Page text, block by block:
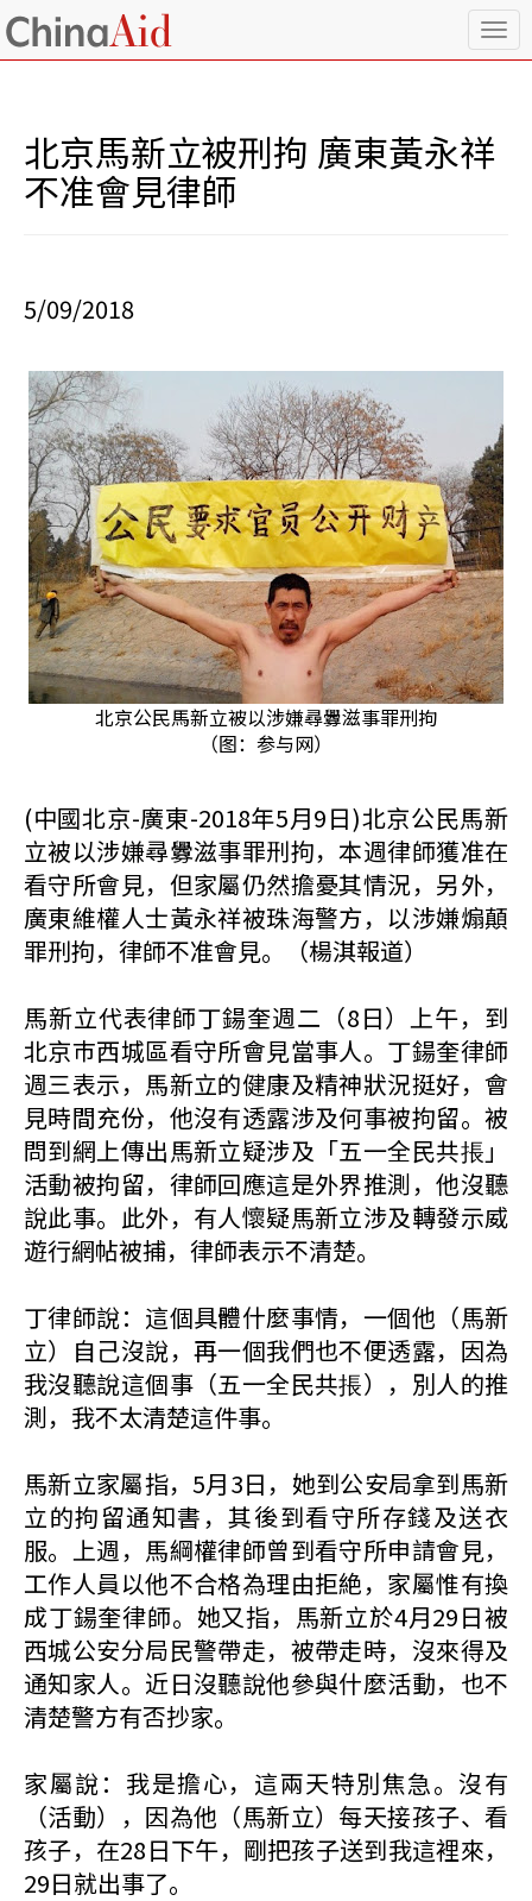
T
o
e
o
北京馬新立被刑拘 廣東黃永祥
不准會見律師
5/09/2018
北京公民馬新立被以涉嫌尋釁滋事罪刑拘
（图：参与网）
(中國北京-廣東-2018年5月9日)北京公民馬新
立被以涉嫌尋釁滋事罪刑拘，本週律師獲准在
看守所會見，但家屬仍然擔憂其情況，另外，
廣東維權人士黃永祥被珠海警方，以涉嫌煽顛
罪刑拘，律師不准會見。（楊淇報道）
馬新立代表律師丁鍚奎週二（8日）上午，到
北京巿西城區看守所會見當事人。丁鍚奎律師
週三表示，馬新立的健康及精神狀況挺好，會
見時間充份，他沒有透露涉及何事被拘留。被
問到網上傳出馬新立疑涉及「五一全民共掁」
活動被拘留，律師回應這是外界推測，他沒聽
說此事。此外，有人懷疑馬新立涉及轉發示威
遊行網帖被捕，律師表示不清楚。
丁律師說：這個具體什麼事情，一個他（馬新
立）自己沒說，再一個我們也不便透露，因為
我沒聽說這個事（五一全民共掁），別人的推
測，我不太清楚這件事。
馬新立家屬指，5月3日，她到公安局拿到馬新
立的拘留通知書，其後到看守所存錢及送衣
服。上週，馬綱權律師曾到看守所申請會見，
工作人員以他不合格為理由拒絶，家屬惟有換
成丁鍚奎律師。她又指，馬新立於4月29日被
西城公安分局民警帶走，被帶走時，沒來得及
通知家人。近日沒聽說他參與什麼活動，也不
清楚警方有否抄家。
家屬說：我是擔心，這兩天特別焦急。沒有
（活動），因為他（馬新立）每天接孩子、看
孩子，在28日下午，剛把孩子送到我這裡來，
29日就出事了。